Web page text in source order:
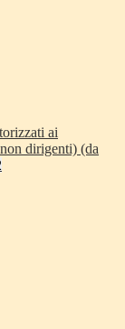
ai
dirigenti) (da